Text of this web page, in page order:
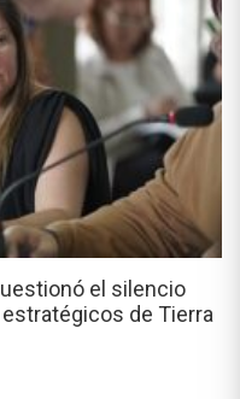
el silencio
de Tierra